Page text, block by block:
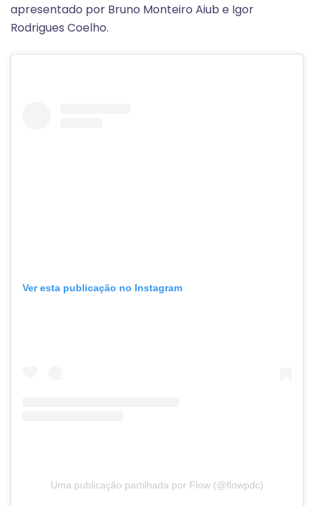
apresentado por Bruno Monteiro Aiub e Igor
Rodrigues Coelho.
Ver esta publicação no Instagram
Uma publicação partilhada por Flow (@flowpdc)